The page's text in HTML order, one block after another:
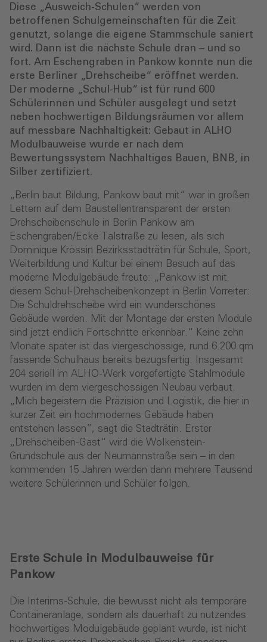
Diese „Ausweich-Schulen“ werden von
betroffenen Schulgemeinschaften für die Zeit
genutzt, solange die eigene Stammschule saniert
wird. Dann ist die nächste Schule dran – und so
fort. Am Eschengraben in Pankow konnte nun die
erste Berliner „Drehscheibe“ eröffnet werden.
Der moderne „Schul-Hub“ ist für rund 600
Schülerinnen und Schüler ausgelegt und setzt
neben hochwertigen Bildungsräumen vor allem
auf messbare Nachhaltigkeit: Gebaut in ALHO
Modulbauweise wurde er nach dem
Bewertungssystem Nachhaltiges Bauen, BNB, in
Silber zertifiziert.
„Berlin baut Bildung, Pankow baut mit“ war in großen
Lettern auf dem Baustellentransparent der ersten
Drehscheibenschule in Berlin Pankow am
Eschengraben/Ecke Talstraße zu lesen, als sich
Dominique Krössin Bezirksstadträtin für Schule, Sport,
Weiterbildung und Kultur bei einem Besuch auf das
moderne Modulgebäude freute: „Pankow ist mit
diesem Schul-Drehscheibenkonzept in Berlin Vorreiter:
Die Schuldrehscheibe wird ein wunderschönes
Gebäude werden. Mit der Montage der ersten Module
sind jetzt endlich Fortschritte erkennbar.“ Keine zehn
Monate später ist das viergeschossige, rund 6.200 qm
fassende Schulhaus bereits bezugsfertig. Insgesamt
204 seriell im ALHO-Werk vorgefertigte Stahlmodule
wurden im dem viergeschossigen Neubau verbaut.
„Mich begeistern die Präzision und Logistik, die hier in
kurzer Zeit ein hochmodernes Gebäude haben
entstehen lassen”, sagt die Stadträtin. Erster
„Drehscheiben-Gast“ wird die Wolkenstein-
Grundschule aus der Neumannstraße sein – in den
kommenden 15 Jahren werden dann mehrere Tausend
weitere Schülerinnen und Schüler folgen.
Erste Schule in Modulbauweise für
Pankow
Die Interims-Schule, die bewusst nicht als temporäre
Containeranlage, sondern als dauerhaft zu nutzendes
hochwertiges Modulgebäude geplant wurde, ist nicht